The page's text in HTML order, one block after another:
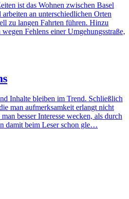
ist das Wohnen zwischen Basel
an unterschiedlichen Orten
zu langen Fahrten führen. Hinzu
Fehlens einer Umgehungsstraße,
Inhalte bleiben im Trend. Schließlich
man aufmerksamkeit erlangt nicht
besser Interesse wecken, als durch
damit beim Leser schon gle…